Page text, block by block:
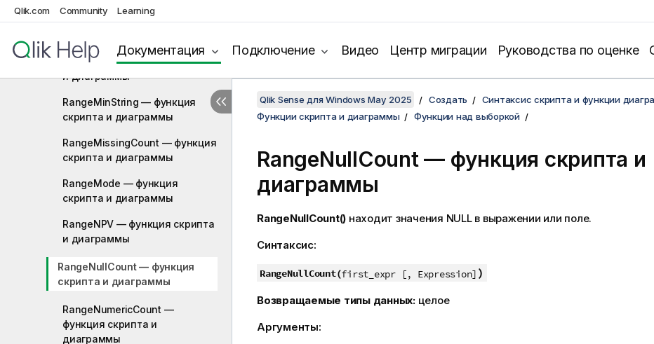
Qlik.com Community Learning
Документация Подключение Видео Центр миграции Руководства по оценке
RangeMaxString — функция
RangeMin — функция скриптa
и диаграммы
RangeMinString — функция
скриптa и диаграммы
RangeMissingCount — функция
скриптa и диаграммы
RangeMode — функция
скриптa и диаграммы
RangeNPV — функция скриптa
и диаграммы
RangeNullCount — функция
скриптa и диаграммы
RangeNumericCount —
функция скриптa и
диаграммы
Qlik Sense для Windows May 2025 Создать
Синтаксис скрипта и функции
Функции скрипта и диаграммы
Функции над выборкой
RangeNullCount— функция скриптa и
диаграммы
RangeNullCount() находит значения NULLв выражении или поле.
Синтаксис:
RangeNullCount(first_expr [, Expression] )
Возвращаемые типы данных: целое
Аргументы: